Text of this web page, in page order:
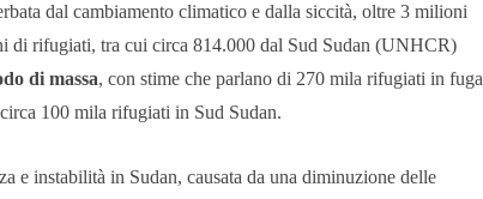
dal cambiamento climatico e dalla siccità, oltre 3 milioni
di rifugiati, tra cui circa 814.000 dal Sud Sudan (UNHCR)
di massa, con stime che parlano di 270 mila rifugiati in fuga
100 mila rifugiati in Sud Sudan.
e instabilità in Sudan, causata da una diminuzione delle